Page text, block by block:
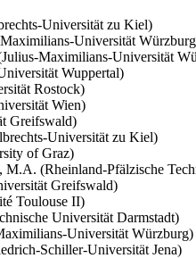
Universität zu Kiel)
Universität
Maximilians-Universität
Wuppertal)
Rostock)
Wien)
Greifswald)
Universität zu Kiel)
of Graz)
(Rheinland-Pfälzische
Greifswald)
Toulouse II)
Universität Darmstadt)
Universität Würzburg)
Schiller-Universität Jena)